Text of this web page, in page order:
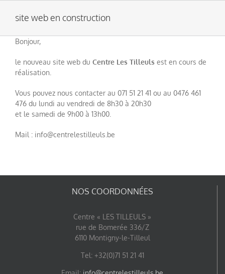
site web en construction
Bonjour,
le nouveau site web du Centre Les Tilleuls est en cours de
réalisation.
Vous pouvez nous contacter au 071 51 21 41 ou au 0476 461
476 du lundi au vendredi de 8h30 à 20h30
et le samedi de 9h00 à 13h00.
Mail : info@centrelestilleuls.be
NOS COORDONNÉES
Centre « LES TILLEULS »
rue de Bomerée 336/Z
6110 Montigny-le-Tilleul
Tel: +32(0)71 51 21 41